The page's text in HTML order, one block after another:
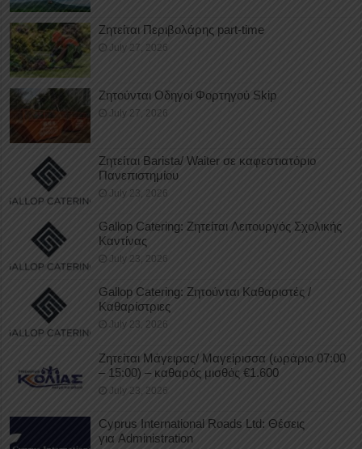
Ζητείται Περιβολάρης part-time
July 27, 2026
Ζητούνται Οδηγοί Φορτηγού Skip
July 27, 2026
Ζητείται Barista/ Waiter σε καφεστιατόριο
Πανεπιστημίου
July 23, 2026
Gallop Catering: Ζητείται Λειτουργός Σχολικής
Καντίνας
July 23, 2026
Gallop Catering: Ζητούνται Καθαριστές /
Καθαρίστριες
July 23, 2026
Ζητείται Μάγειρας/ Μαγείρισσα (ωράριο 07:00
– 15:00) – καθαρός μισθός €1.600
July 23, 2026
Cyprus International Roads Ltd: Θέσεις
για Administration